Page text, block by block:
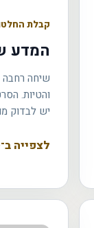
קבלת
המדע
שיחה רחבה
והטיות.
יש לבדוק
לצפייה ב־YouTube